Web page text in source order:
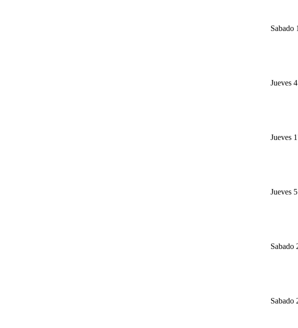
Sabado
Jueves
Jueves
Jueves
Sabado
Sabado